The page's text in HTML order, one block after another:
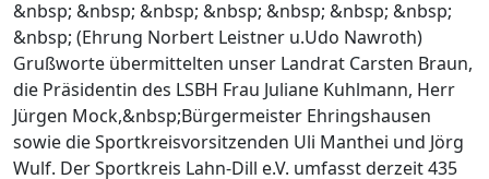
&nbsp; &nbsp; &nbsp; &nbsp; &nbsp; &nbsp; &nbsp;
&nbsp; (Ehrung Norbert Leistner u.Udo Nawroth)
Grußworte übermittelten unser Landrat Carsten Braun,
die Präsidentin des LSBH Frau Juliane Kuhlmann, Herr
Jürgen Mock,&nbsp;Bürgermeister Ehringshausen
sowie die Sportkreisvorsitzenden Uli Manthei und Jörg
Wulf. Der Sportkreis Lahn-Dill e.V. umfasst derzeit 435